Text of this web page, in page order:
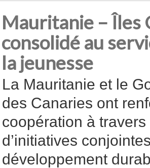
Mauritanie – Îles
consolidé au
la jeunesse
La Mauritanie et le
des Canaries ont
coopération à
d’initiatives
développement